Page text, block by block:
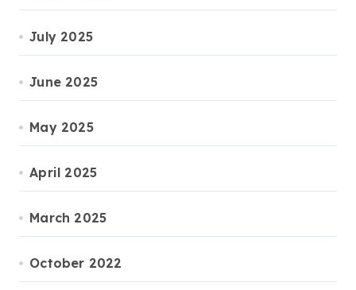
July 2025
June 2025
May 2025
April 2025
March 2025
October 2022